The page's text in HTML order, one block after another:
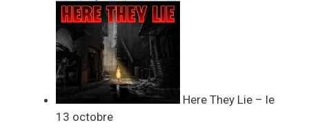
Here They Lie – le
13 octobre